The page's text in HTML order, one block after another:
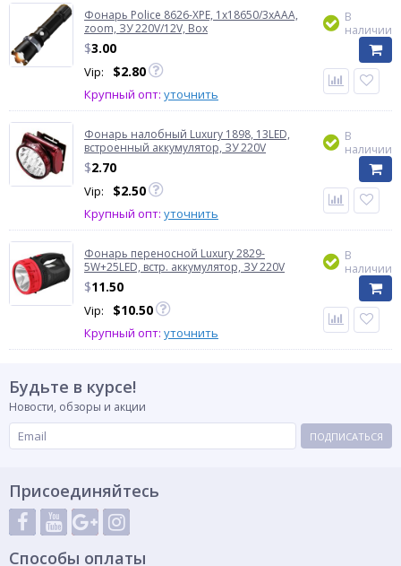
Фонарь Police 8626-XPE, 1х18650/3xAAA,
zoom, ЗУ 220V/12V, Box
$3.00
Vip: $2.80
Крупный опт: уточнить
В
наличии
Фонарь налобный Luxury 1898, 13LED,
встроенный аккумулятор, ЗУ 220V
$2.70
Vip: $2.50
Крупный опт: уточнить
В
наличии
Фонарь переносной Luxury 2829-
5W+25LED, встр. аккумулятор, ЗУ 220V
$11.50
Vip: $10.50
Крупный опт: уточнить
В
наличии
Будьте в курсе!
Новости, обзоры и акции
ПОДПИСАТЬСЯ
Присоединяйтесь
Способы оплаты